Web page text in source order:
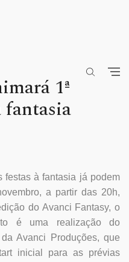
1ª
fantasia
festas à fantasia já podem
a partir das 20h,
do Avanci Fantasy, o
é uma realização do
Avanci Produções, que
inicial para as prévias